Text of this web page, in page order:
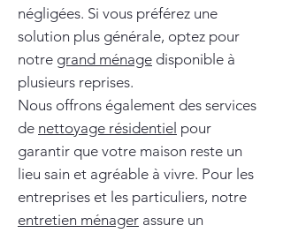
négligées. Si vous préférez une
solution plus générale, optez pour
notre grand ménage disponible à
plusieurs reprises.
Nous offrons également des services
de nettoyage résidentiel pour
garantir que votre maison reste un
lieu sain et agréable à vivre. Pour les
entreprises et les particuliers, notre
entretien ménager assure un